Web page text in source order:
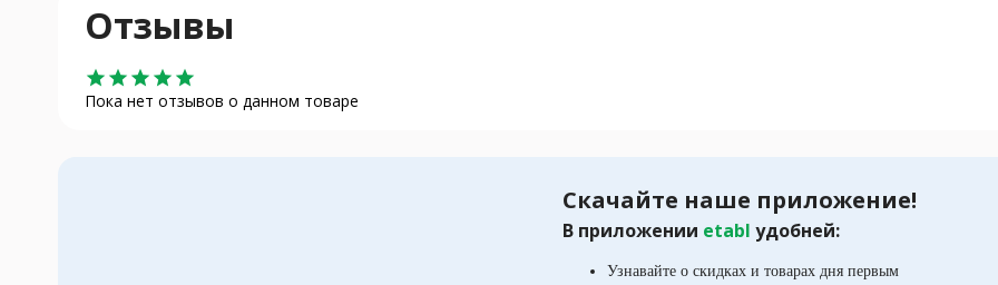
Отзывы
star star star star star
Пока нет отзывов о данном товаре
Скачайте наше приложение!
В приложении etabl удобней:
Узнавайте о скидках и товарах дня первым